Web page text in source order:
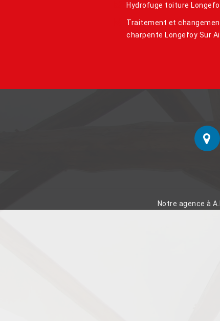
Hydrofuge toiture
Traitement et
charpente Longefoy Sur
Notre agence à